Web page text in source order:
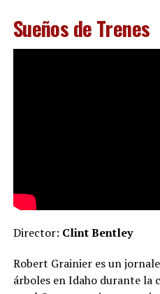
Sueños de Trenes
Director: Clint Bentley
Robert Grainier es un
árboles en Idaho durante